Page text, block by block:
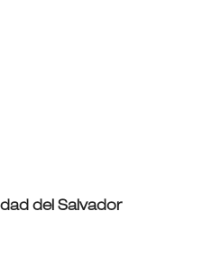
del Salvador